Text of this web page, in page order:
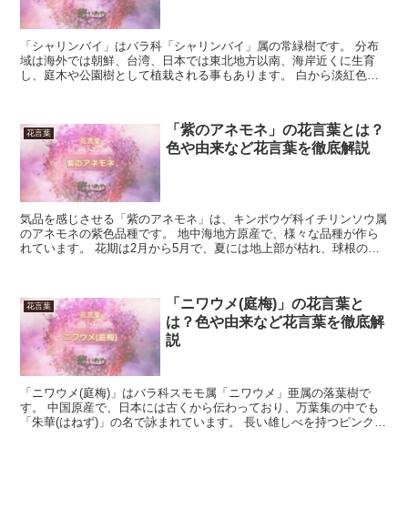
「シャリンバイ」はバラ科「シャリンバイ」属の常緑樹です。 分布
域は海外では朝鮮、台湾、日本では東北地方以南、海岸近くに生育
し、庭木や公園樹として植栽される事もあります。 白から淡紅色の
花言葉
「紫のアネモネ」の花言葉とは？
色や由来など花言葉を徹底解説
気品を感じさせる「紫のアネモネ」は、キンポウゲ科イチリンソウ属
のアネモネの紫色品種です。 地中海地方原産で、様々な品種が作ら
れています。 花期は2月から5月で、夏には地上部が枯れ、球根のま
花言葉
「ニワウメ(庭梅)」の花言葉と
は？色や由来など花言葉を徹底解
説
「ニワウメ(庭梅)」はバラ科スモモ属「ニワウメ」亜属の落葉樹で
す。 中国原産で、日本には古くから伝わっており、万葉集の中でも
「朱華(はねず)」の名で詠まれています。 長い雄しべを持つピンクま